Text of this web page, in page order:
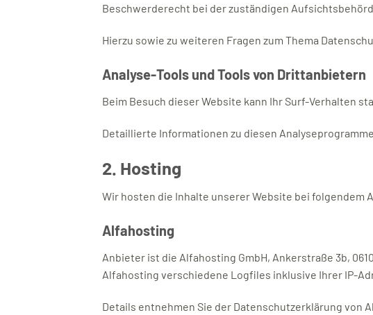
Beschwerderecht bei der zuständigen
Hierzu sowie zu weiteren Fragen zum Thema
Analyse-Tools und Tools von Dritt­anbietern
Beim Besuch dieser Website kann Ihr Surf-Verhalten
Detaillierte Informationen zu diesen
2. Hosting
Wir hosten die Inhalte unserer Website bei folgendem
Alfahosting
Anbieter ist die Alfahosting GmbH, Ankerstraße 3b,
Alfahosting verschiedene Logfiles inklusive Ihrer IP-
Details entnehmen Sie der Datenschutzerklärung von